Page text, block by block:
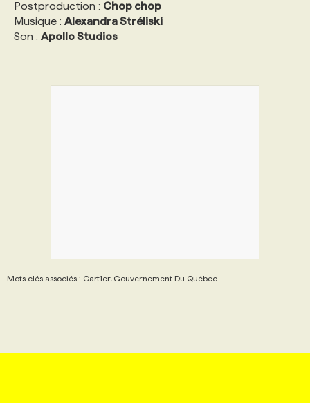
Postproduction : Chop chop
Musique : Alexandra Stréliski
Son : Apollo Studios
Mots clés associés : Cart1er, Gouvernement Du Québec